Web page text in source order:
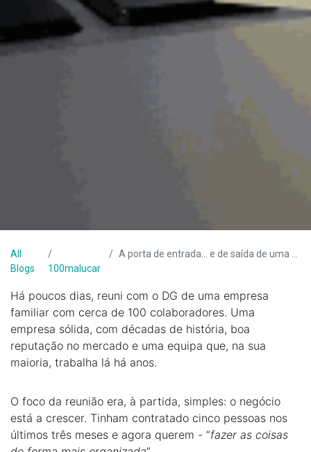
All
Blogs
100malucar
A porta de entrada... e de saída de uma empresa!
Há poucos dias, reuni com o DG de uma empresa
familiar com cerca de 100 colaboradores. Uma
empresa sólida, com décadas de história, boa
reputação no mercado e uma equipa que, na sua
maioria, trabalha lá há anos.
O foco da reunião era, à partida, simples: o negócio
está a crescer. Tinham contratado cinco pessoas nos
últimos três meses e agora querem - “fazer as coisas